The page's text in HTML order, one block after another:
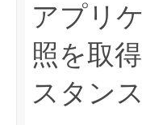
アプリ
照を取
スタン